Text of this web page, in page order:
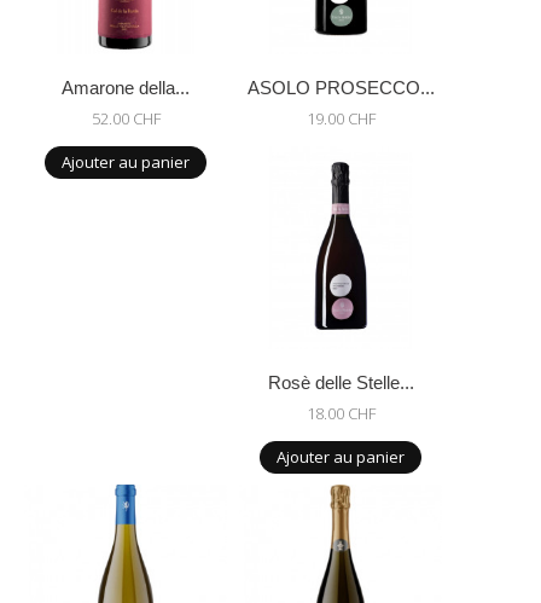
Amarone della...
52.00 CHF
Ajouter au panier
ASOLO PROSECCO...
19.00 CHF
Rosè delle Stelle...
18.00 CHF
Ajouter au panier